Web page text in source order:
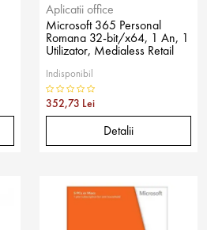
Aplicatii office
Microsoft 365 Personal
Romana 32-bit/x64, 1 An, 1
Utilizator, Medialess Retail
Indisponibil
352,73 Lei
Detalii